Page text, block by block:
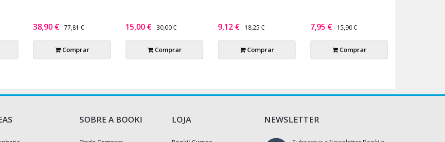
38,90 € 77,81 €
Comprar
15,00 € 30,00 €
Comprar
9,12 € 18,25 €
Comprar
7,95 € 15,90 €
Comprar
SOBRE A BOOKI LOJA NEWSLETTER